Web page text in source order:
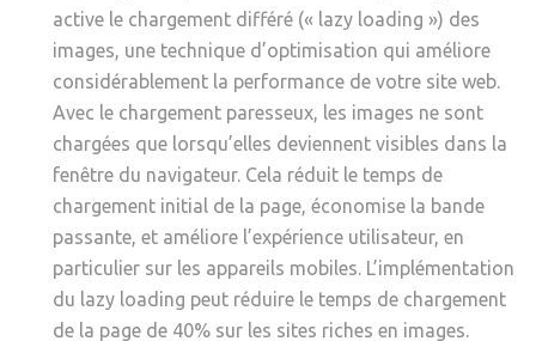
active le chargement différé (« lazy loading ») des
images, une technique d’optimisation qui améliore
considérablement la performance de votre site web.
Avec le chargement paresseux, les images ne sont
chargées que lorsqu’elles deviennent visibles dans la
fenêtre du navigateur. Cela réduit le temps de
chargement initial de la page, économise la bande
passante, et améliore l’expérience utilisateur, en
particulier sur les appareils mobiles. L’implémentation
du lazy loading peut réduire le temps de chargement
de la page de 40% sur les sites riches en images.